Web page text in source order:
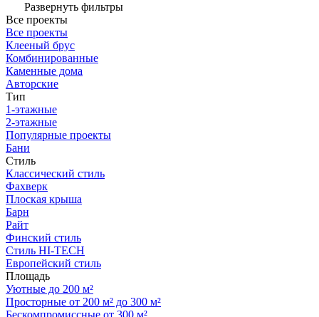
Развернуть фильтры
Все проекты
Все проекты
Клееный брус
Комбинированные
Каменные дома
Авторские
Тип
1-этажные
2-этажные
Популярные проекты
Бани
Стиль
Классический стиль
Фахверк
Плоская крыша
Барн
Райт
Финский стиль
Стиль HI-TECH
Европейский стиль
Площадь
Уютные до 200 м²
Просторные от 200 м² до 300 м²